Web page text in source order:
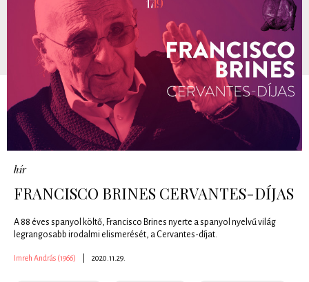
hír
FRANCISCO BRINES CERVANTES-DÍJAS
A 88 éves spanyol költő, Francisco Brines nyerte a spanyol nyelvű világ
legrangosabb irodalmi elismerését, a Cervantes-díjat.
Imreh András (1966) 2020.11.29.